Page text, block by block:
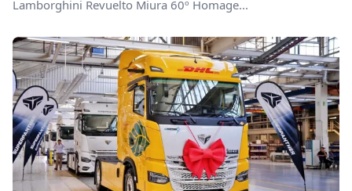
Lamborghini Revuelto Miura 60º Homage...